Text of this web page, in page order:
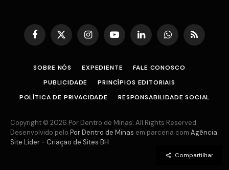
Facebook
X
InstagramYouTubeLinkedInWhatsAppRSS
SOBRE NÓS EXPEDIENTE
FALE CONOSCO
PUBLICIDADE
PRINCÍPIOS EDITORIAIS
POLÍTICA DE PRIVACIDADE
RESPONSABILIDADE SOCIAL
Copyright © 2026 Por Dentro de Minas. All Rights Reserved.
Desenvolvido pelo Por Dentro de Minas em parceria com Agência
Site Líder - Criação de Sites BH
Compartilhar